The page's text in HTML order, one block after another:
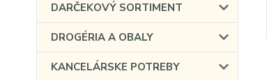
DARČEKOVÝ SORTIMENT
DROGÉRIA A OBALY
KANCELÁRSKE POTREBY